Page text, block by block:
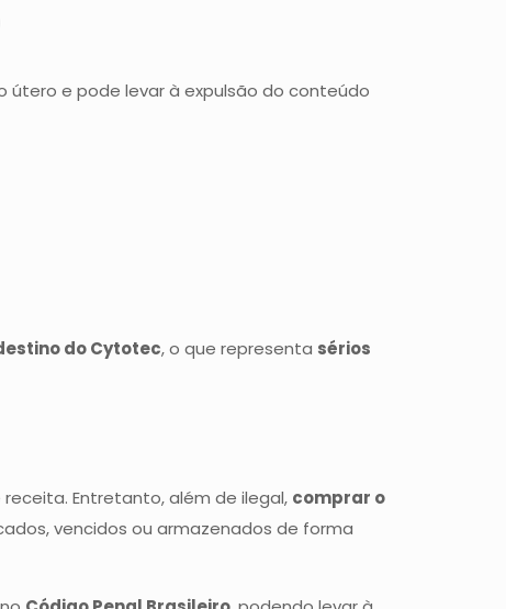
útero e pode levar à expulsão do conteúdo
do Cytotec, o que representa sérios
Entretanto, além de ilegal, comprar o
vencidos ou armazenados de forma